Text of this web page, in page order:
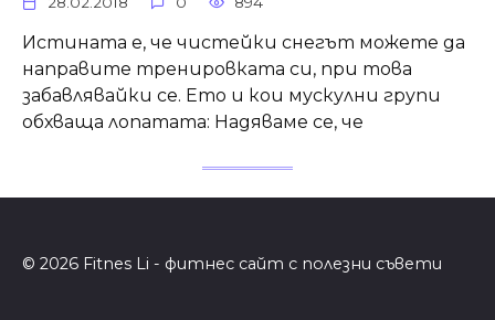
Истината е, че чистейки снегът можете да
направите тренировката си, при това
забавлявайки се. Ето и кои мускулни групи
обхваща лопатата: Надяваме се, че
© 2026 Fitnes Li - фитнес сайт с полезни съвети